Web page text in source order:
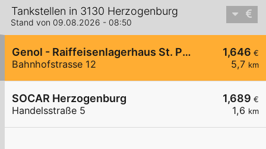
Tankstellen in 3130 Herzogenburg
Stand von 09.08.2026 - 08:50
1,646 €
5,7 km
Genol - Raiffeisenlagerhaus St. Pölten
Bahnhofstrasse 12
1,689 €
1,6 km
SOCAR Herzogenburg
Handelsstraße 5